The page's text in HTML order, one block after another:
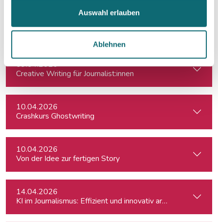
Auswahl erlauben
Ablehnen
How to Social Media - Onlinepräsenz aufbauen & Beiträge
09.04.2026
Creative Writing für Journalist:innen
10.04.2026
Crashkurs Ghostwriting
10.04.2026
Von der Idee zur fertigen Story
14.04.2026
KI im Journalismus: Effizient und innovativ arbeiten